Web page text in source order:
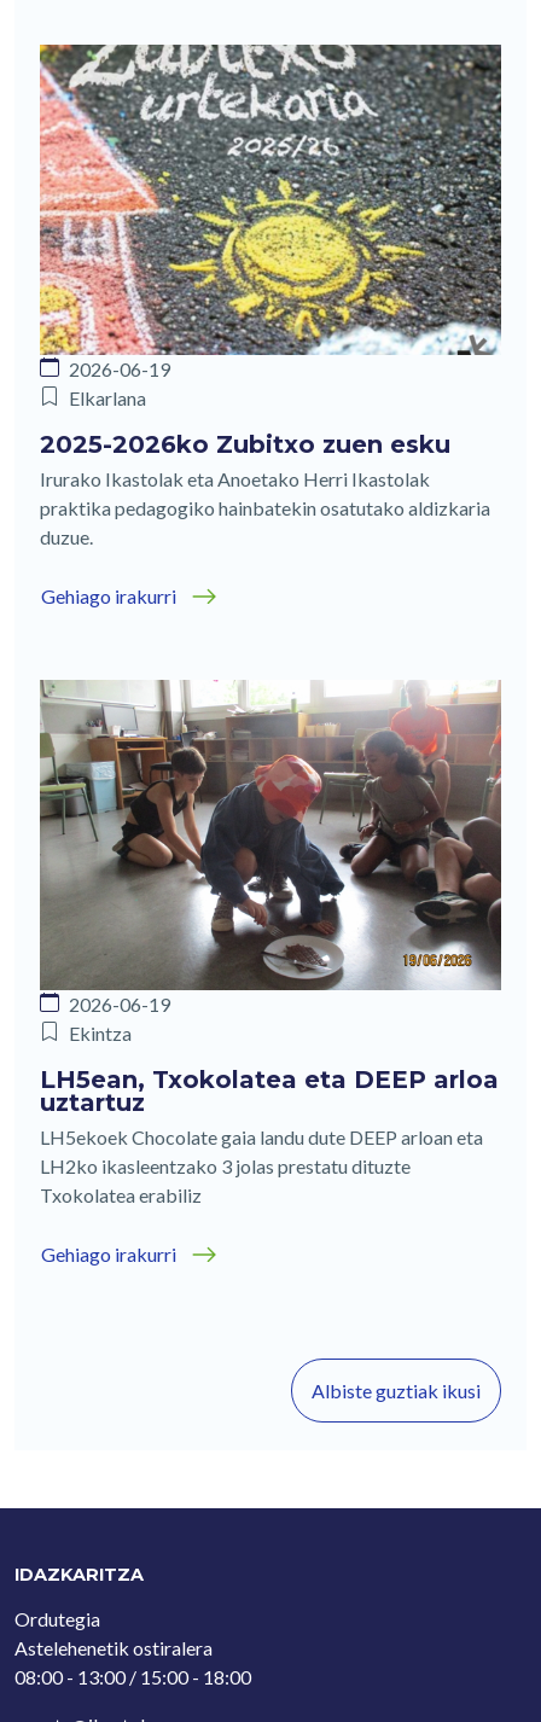
2026-06-19
Elkarlana
2025-2026ko Zubitxo zuen esku
Irurako Ikastolak eta Anoetako Herri Ikastolak
praktika pedagogiko hainbatekin osatutako aldizkaria
duzue.
Gehiago irakurri
2026-06-19
Ekintza
LH5ean, Txokolatea eta DEEP arloa
uztartuz
LH5ekoek Chocolate gaia landu dute DEEP arloan eta
LH2ko ikasleentzako 3 jolas prestatu dituzte
Txokolatea erabiliz
Gehiago irakurri
Albiste guztiak ikusi
IDAZKARITZA
Ordutegia
Astelehenetik ostiralera
08:00 - 13:00 / 15:00 - 18:00